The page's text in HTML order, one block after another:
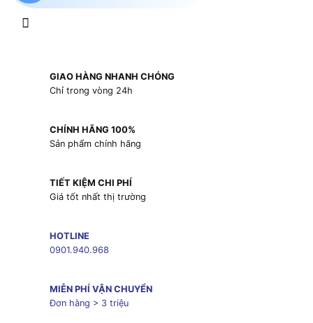
GIAO HÀNG NHANH CHÓNG
Chỉ trong vòng 24h
CHÍNH HÃNG 100%
Sản phẩm chính hãng
TIẾT KIỆM CHI PHÍ
Giá tốt nhất thị trường
HOTLINE
0901.940.968
MIỄN PHÍ VẬN CHUYỂN
Đơn hàng > 3 triệu